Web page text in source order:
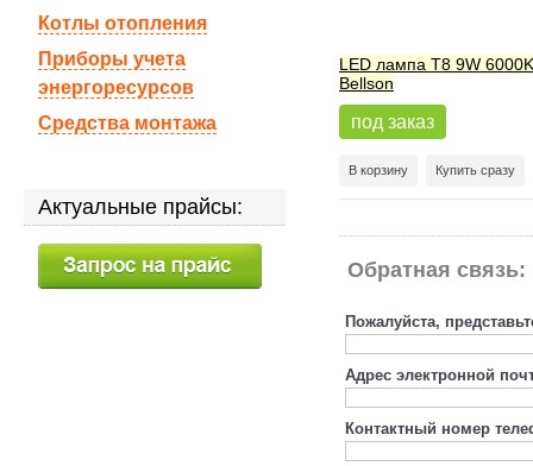
LED лампа Т8 9W 6000K
Bellson
под заказ
В корзину Купить сразу
Обратная связь:
Пожалуйста,
Адрес электронной
Контактный номер
Котлы отопления
Приборы учета
энергоресурсов
Средства монтажа
Актуальные прайсы: